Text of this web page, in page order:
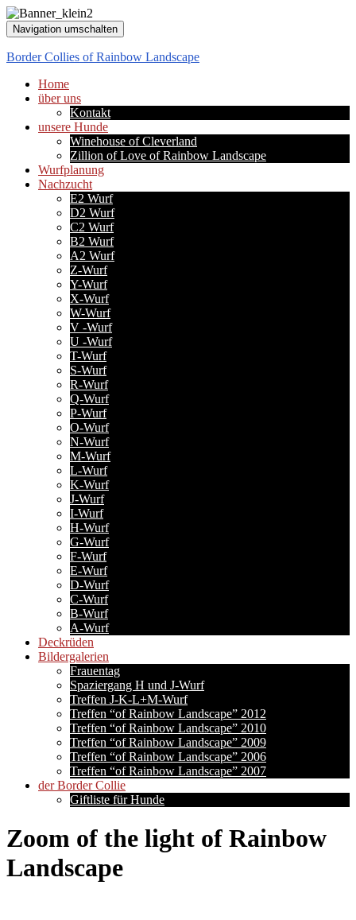
Navigation umschalten
Border Collies of Rainbow Landscape
Home
über uns
Kontakt
unsere Hunde
Winehouse of Cleverland
Zillion of Love of Rainbow Landscape
Wurfplanung
Nachzucht
E2 Wurf
D2 Wurf
C2 Wurf
B2 Wurf
A2 Wurf
Z-Wurf
Y-Wurf
X-Wurf
W-Wurf
V -Wurf
U -Wurf
T-Wurf
S-Wurf
R-Wurf
Q-Wurf
P-Wurf
O-Wurf
N-Wurf
M-Wurf
L-Wurf
K-Wurf
J-Wurf
I-Wurf
H-Wurf
G-Wurf
F-Wurf
E-Wurf
D-Wurf
C-Wurf
B-Wurf
A-Wurf
Deckrüden
Bildergalerien
Frauentag
Spaziergang H und J-Wurf
Treffen J-K-L+M-Wurf
Treffen “of Rainbow Landscape” 2012
Treffen “of Rainbow Landscape” 2010
Treffen “of Rainbow Landscape” 2009
Treffen “of Rainbow Landscape” 2006
Treffen “of Rainbow Landscape” 2007
der Border Collie
Giftliste für Hunde
Zoom of the light of Rainbow
Landscape